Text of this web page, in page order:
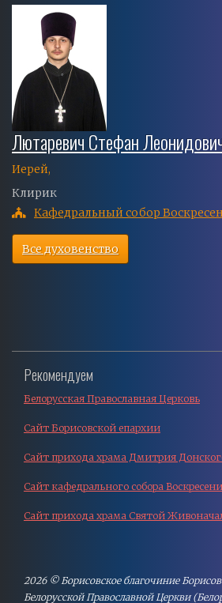
Лютаревич Стефан
Иерей,
Клирик
Кафедральный собор
Все духовенство
Рекомендуем
Белорусская Православная Церковь
Сайт Борисовской епархии
Сайт прихода храма Дмитрия
Сайт кафедрального собора
Сайт прихода храма Святой
2026 © Борисовское благочиние
Белорусской Православной Церкви